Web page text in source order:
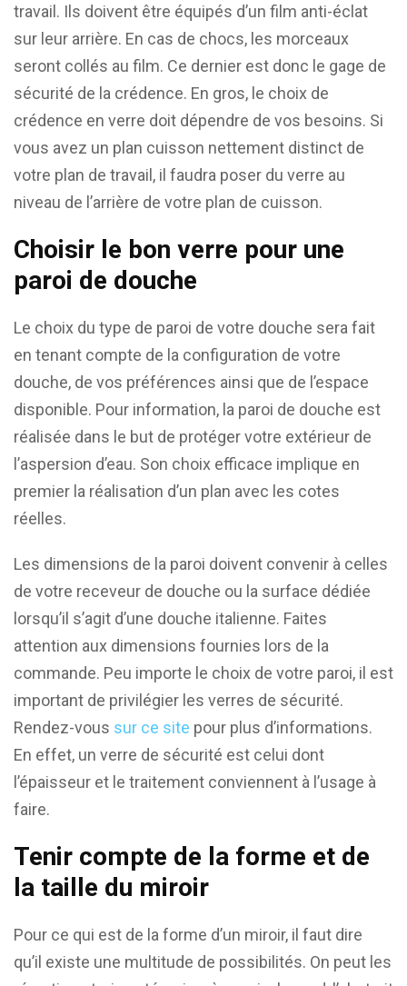
travail. Ils doivent être équipés d’un film anti-éclat
sur leur arrière. En cas de chocs, les morceaux
seront collés au film. Ce dernier est donc le gage de
sécurité de la crédence. En gros, le choix de
crédence en verre doit dépendre de vos besoins. Si
vous avez un plan cuisson nettement distinct de
votre plan de travail, il faudra poser du verre au
niveau de l’arrière de votre plan de cuisson.
Choisir le bon verre pour une
paroi de douche
Le choix du type de paroi de votre douche sera fait
en tenant compte de la configuration de votre
douche, de vos préférences ainsi que de l’espace
disponible. Pour information, la paroi de douche est
réalisée dans le but de protéger votre extérieur de
l’aspersion d’eau. Son choix efficace implique en
premier la réalisation d’un plan avec les cotes
réelles.
Les dimensions de la paroi doivent convenir à celles
de votre receveur de douche ou la surface dédiée
lorsqu’il s’agit d’une douche italienne. Faites
attention aux dimensions fournies lors de la
commande. Peu importe le choix de votre paroi, il est
important de privilégier les verres de sécurité.
Rendez-vous sur ce site pour plus d’informations.
En effet, un verre de sécurité est celui dont
l’épaisseur et le traitement conviennent à l’usage à
faire.
Tenir compte de la forme et de
la taille du miroir
Pour ce qui est de la forme d’un miroir, il faut dire
qu’il existe une multitude de possibilités. On peut les